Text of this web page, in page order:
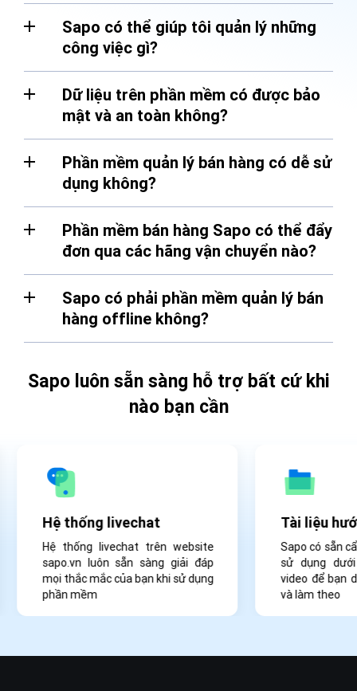
Sapo có thể giúp tôi quản lý những
công việc gì?
Dữ liệu trên phần mềm có được bảo
mật và an toàn không?
Phần mềm quản lý bán hàng có dễ sử
dụng không?
Phần mềm bán hàng Sapo có thể đẩy
đơn qua các hãng vận chuyển nào?
Sapo có phải phần mềm quản lý bán
hàng offline không?
Sapo luôn sẵn sàng hỗ trợ bất cứ khi
nào bạn cần
Hệ thống livechat
Hệ thống livechat trên website
sapo.vn luôn sẵn sàng giải đáp
mọi thắc mắc của bạn khi sử dụng
phần mềm
Tài liệu
Sapo có sẵn
sử dụng
video để bạn
và làm theo